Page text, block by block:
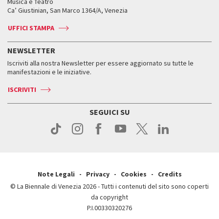
Come raggiungerci
Press
Orari e sedi
Accrediti
Come raggiungerci
Biglietti
Accrediti
Come raggiungerci
Contatti
Press
Come raggiungerci
Press
Leone d’argento
Edizioni passate
Orari e sedi
Biglietti
Servizi al pubblico
Come raggiungerci
Contatti
Biennale College ASAC
ASAC DATI
Storia
Orari e sedi
Ca’ Giustinian, San Marco 1364/A, Venezia
UFFICI STAMPA
NEWSLETTER
Iscriviti alla nostra Newsletter per essere aggiornato su tutte le
manifestazioni e le iniziative.
ISCRIVITI
SEGUICI SU
Note Legali Privacy Cookies
Credits
© La Biennale di Venezia 2026 - Tutti i contenuti del sito sono coperti
da copyright
P.I.00330320276